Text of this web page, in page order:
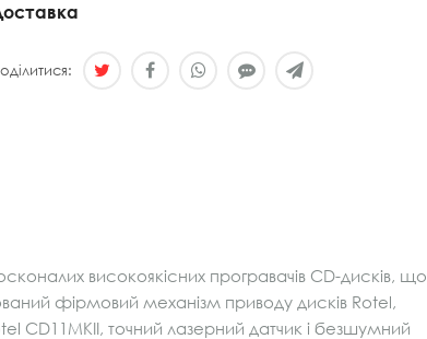
високоякісних програвачів CD-дисків, що
фірмовий механізм приводу дисків Rotel,
CD11MKII, точний лазерний датчик і безшумний